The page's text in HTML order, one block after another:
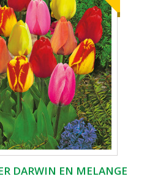
DARWIN EN MELANGE